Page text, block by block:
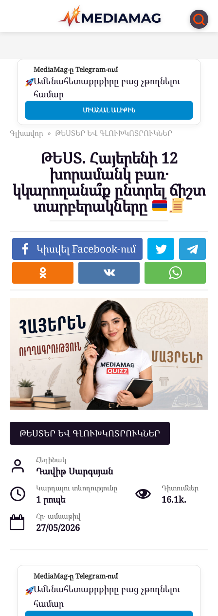
Перейти
контенту
MediaMag-ը Telegram-ում
Ամենահետաքրքիրը բաց չթողնելու
համար
ՄԻԱՆԱԼ ԱԼԻՔԻՆ
Գլխավոր » ԹԵՍՏԵՐ ԵՎ ԳԼՈՒԽԿՈՏՐՈՒԿՆԵՐ
ԹԵՍՏ. Հայերենի 12
խորամանկ բառ․
կկարողանա՞ք ընտրել ճիշտ
տարբերակները
Կիսվել Facebook-ում
ԹԵՍՏԵՐ ԵՎ ԳԼՈՒԽԿՈՏՐՈՒԿՆԵՐ
Հեղինակ
Դավիթ Սարգսյան
Կարդալու տևողությունը
1 րոպե
Դիտումներ
16.1k.
Հր․ ամսաթիվ
27/05/2026
MediaMag-ը Telegram-ում
Ամենահետաքրքիրը բաց չթողնելու
համար